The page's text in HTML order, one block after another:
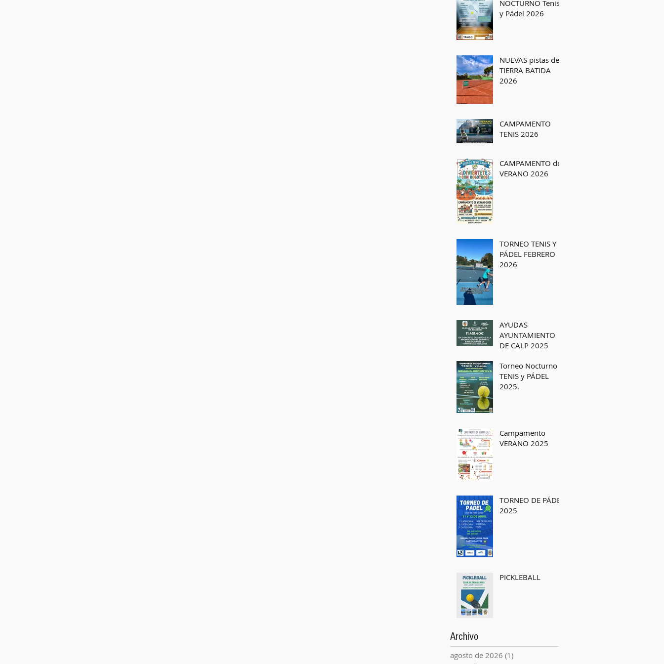
NOCTURNO Tenis
y Pádel 2026
NUEVAS pistas de
TIERRA BATIDA
2026
CAMPAMENTO
TENIS 2026
CAMPAMENTO de
VERANO 2026
TORNEO TENIS Y
PÁDEL FEBRERO
2026
AYUDAS
AYUNTAMIENTO
DE CALP 2025
Torneo Nocturno
TENIS y PÁDEL
2025.
Campamento
VERANO 2025
TORNEO DE PÁDEL
2025
PICKLEBALL
Archivo
agosto de 2026 (1)